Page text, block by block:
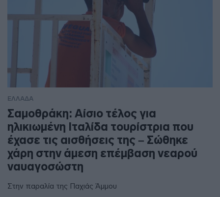
ΕΛΛΑΔΑ
Σαμοθράκη: Αίσιο τέλος για
ηλικιωμένη Ιταλίδα τουρίστρια που
έχασε τις αισθήσεις της – Σώθηκε
χάρη στην άμεση επέμβαση νεαρού
ναυαγοσώστη
Στην παραλία της Παχιάς Άμμου